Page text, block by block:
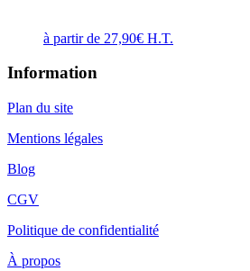
à partir de 27,90€ H.T.
Information
Plan du site
Mentions légales
Blog
CGV
Politique de confidentialité
À propos